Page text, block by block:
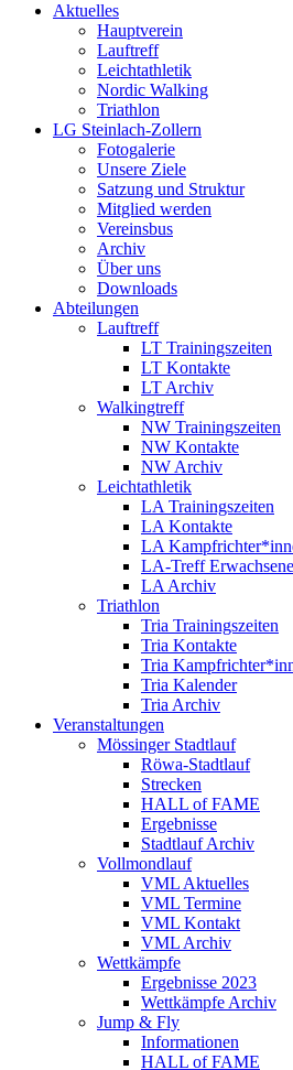
Aktuelles
Hauptverein
Lauftreff
Leichtathletik
Nordic Walking
Triathlon
LG Steinlach-Zollern
Fotogalerie
Unsere Ziele
Satzung und Struktur
Mitglied werden
Vereinsbus
Archiv
Über uns
Downloads
Abteilungen
Lauftreff
LT Trainingszeiten
LT Kontakte
LT Archiv
Walkingtreff
NW Trainingszeiten
NW Kontakte
NW Archiv
Leichtathletik
LA Trainingszeiten
LA Kontakte
LA
LA-Treff Erwachsene
LA Archiv
Triathlon
Tria Trainingszeiten
Tria Kontakte
Tria
Tria Kalender
Tria Archiv
Veranstaltungen
Mössinger Stadtlauf
Röwa-Stadtlauf
Strecken
HALL of FAME
Ergebnisse
Stadtlauf Archiv
Vollmondlauf
VML Aktuelles
VML Termine
VML Kontakt
VML Archiv
Wettkämpfe
Ergebnisse 2023
Wettkämpfe Archiv
Jump & Fly
Informationen
HALL of FAME